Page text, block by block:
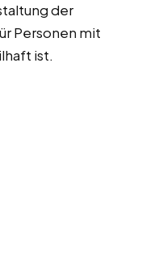
der
Personen mit
ist.